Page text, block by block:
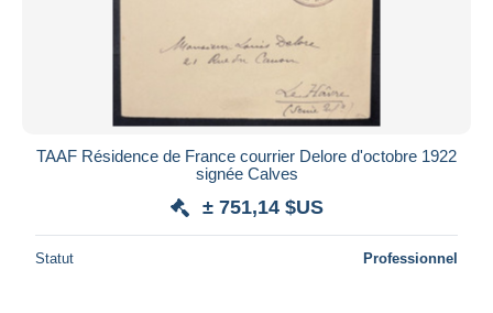
TAAF Résidence de France courrier Delore d'octobre 1922
signée Calves
± 751,14 $US
Statut Professionnel